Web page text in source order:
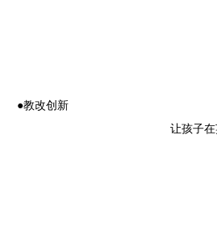
●教改创新
让孩子